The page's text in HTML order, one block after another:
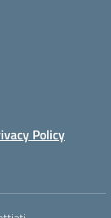
Policy